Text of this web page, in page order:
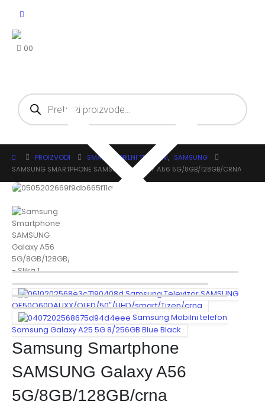
00
PROIZVODI SMART MOBILNI TELEFONI, SAMSUNG
SAMSUNG SMARTPHONE SAMSUNG GALAXY A56 5G/8GB/128GB/CRNA
Samsung Televizor SAMSUNG
QE50Q60DAUXX/QLED/50″/UHD/smart/Tizen/crna
Samsung Mobilni telefon
Samsung Galaxy A25 5G 8/256GB Blue Black
Samsung Smartphone
SAMSUNG Galaxy A56
5G/8GB/128GB/crna